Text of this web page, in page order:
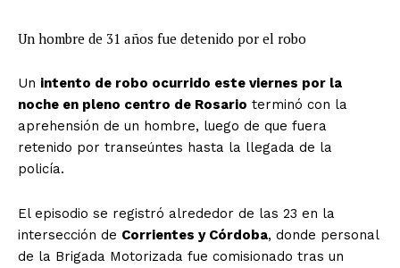
Un hombre de 31 años fue detenido por el robo
Un intento de robo ocurrido este viernes por la
noche en pleno centro de Rosario terminó con la
aprehensión de un hombre, luego de que fuera
retenido por transeúntes hasta la llegada de la
policía.
El episodio se registró alrededor de las 23 en la
intersección de Corrientes y Córdoba, donde personal
de la Brigada Motorizada fue comisionado tras un